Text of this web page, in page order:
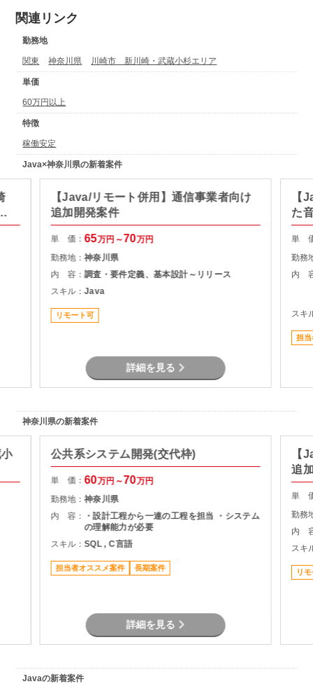
関連リンク
勤務地
関東 神奈川県 川崎市 新川崎・武蔵小杉エリア
単価
60万円以上
特徴
稼働安定
Java×神奈川県の新着案件
【Java/リモート併用】通信事業者向け
追加開発案件
単 価：65万円～70万円
勤務地：神奈川県
内 容：調査・要件定義、基本設計～リリース
スキル：Java
リモート可
詳細を見る
【
た
単
勤務
内
スキ
担当
神奈川県の新着案件
公共系システム開発(交代枠)
単 価：60万円～70万円
勤務地：神奈川県
内 容：
・設計工程から一連の工程を担当 ・システム
の理解能力が必要
スキル：SQL , C言語
担当者オススメ案件 長期案件
詳細を見る
【
追
単
勤務
内
スキ
リ
Javaの新着案件